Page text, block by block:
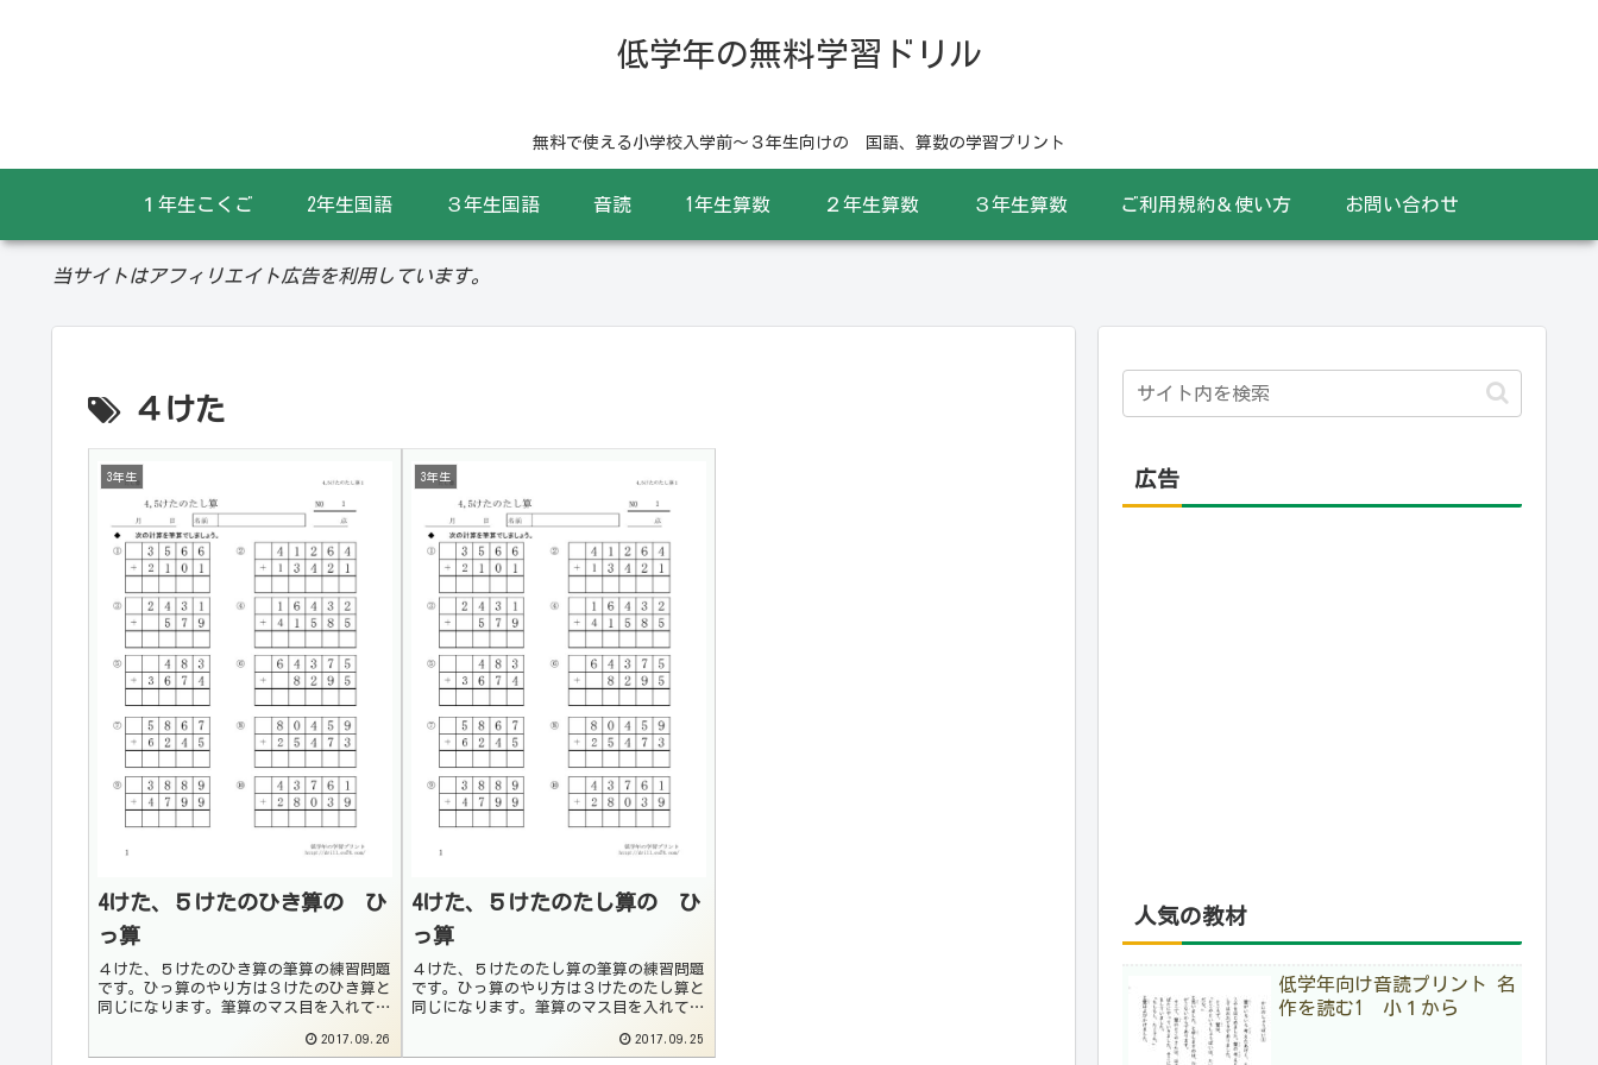
低学年の無料学習ドリル
無料で使える小学校入学前〜３年生向けの 国語、算数の学習プリント
１年生こくご 2年生国語 ３年生国語 音読 1年生算数 ２年生算数 ３年生算数 ご利用規約＆使い方 お問い合わせ
当サイトはアフィリエイト広告を利用しています。
４けた
3年生
4けた、５けたのひき算の ひ
っ算
４けた、５けたのひき算の筆算の練習問題
です。ひっ算のやり方は３けたのひき算と
同じになります。筆算のマス目を入れてい
出来ます。自分でノートに書くときも問題
2017.09.26
3年生
4けた、５けたのたし算の ひ
っ算
４けた、５けたのたし算の筆算の練習問題
です。ひっ算のやり方は３けたのたし算と
同じになります。筆算のマス目を入れてい
出来ます。自分でノートに書くときも問題
2017.09.25
広告
人気の教材
低学年向け音読プリント 名
作を読む1 小１から